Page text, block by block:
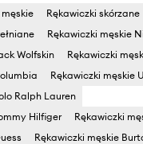
Rękawiczki skórzane
Rękawiczki męskie
Wolfskin
Rękawiczki
Rękawiczki męskie
Ralph Lauren
Hilfiger
Rękawiczki
Rękawiczki męskie